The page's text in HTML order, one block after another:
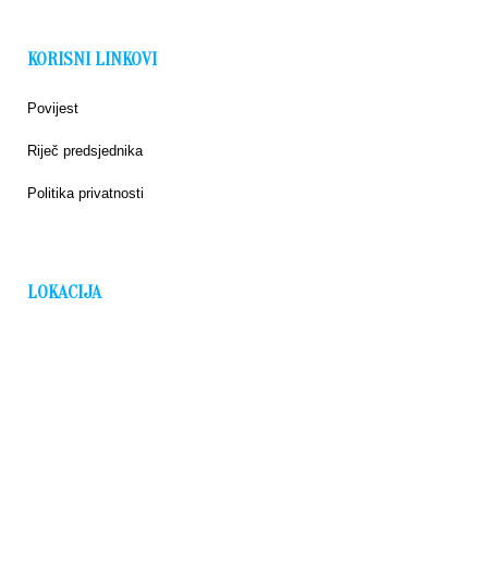
KORISNI LINKOVI
Povijest
Riječ predsjednika
Politika privatnosti
LOKACIJA